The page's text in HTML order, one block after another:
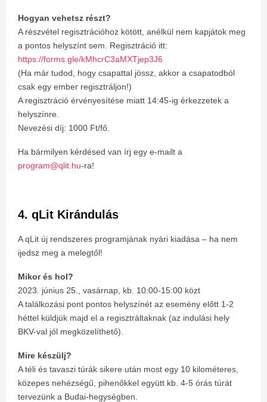
Hogyan vehetsz részt?
A részvétel regisztrációhoz kötött, anélkül nem kapjátok meg
a pontos helyszínt sem. Regisztráció itt:
https://forms.gle/kMhcrC3aMXTjep3J6
(Ha már tudod, hogy csapattal jössz, akkor a csapatodból
csak egy ember regisztráljon!)
A regisztráció érvényesítése miatt 14:45-ig érkezzetek a
helyszínre.
Nevezési díj: 1000 Ft/fő.
Ha bármilyen kérdésed van írj egy e-mailt a
program@qlit.hu-ra!
4. qLit Kirándulás
A qLit új rendszeres programjának nyári kiadása – ha nem
ijedsz meg a melegtől!
Mikor és hol?
2023. június 25., vasárnap, kb. 10:00-15:00 közt
A találkozási pont pontos helyszínét az esemény előtt 1-2
héttel küldjük majd el a regisztráltaknak (az indulási hely
BKV-val jól megközelíthető).
Mire készülj?
A téli és tavaszi túrák sikere után most egy 10 kilométeres,
közepes nehézségű, pihenőkkel együtt kb. 4-5 órás túrát
tervezünk a Budai-hegységben.